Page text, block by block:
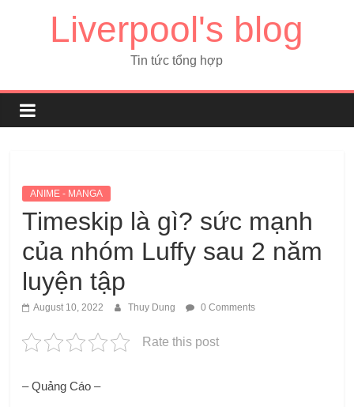
Liverpool's blog
Tin tức tổng hợp
ANIME - MANGA
Timeskip là gì? sức mạnh
của nhóm Luffy sau 2 năm
luyện tập
August 10, 2022 Thuy Dung 0 Comments
Rate this post
– Quảng Cáo –